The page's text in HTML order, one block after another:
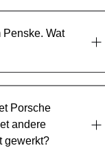
Wat
Porsche
andere
gewerkt?